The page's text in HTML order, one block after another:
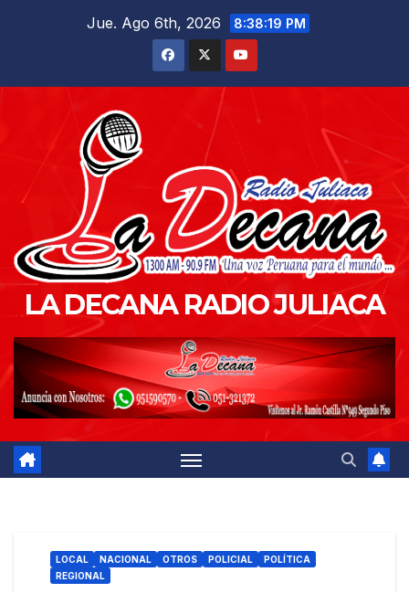
Jue. Ago 6th, 2026 8:38:20 PM
LA DECANA RADIO JULIACA
LOCAL NACIONAL OTROS POLICIAL
POLÍTICA
REGIONAL